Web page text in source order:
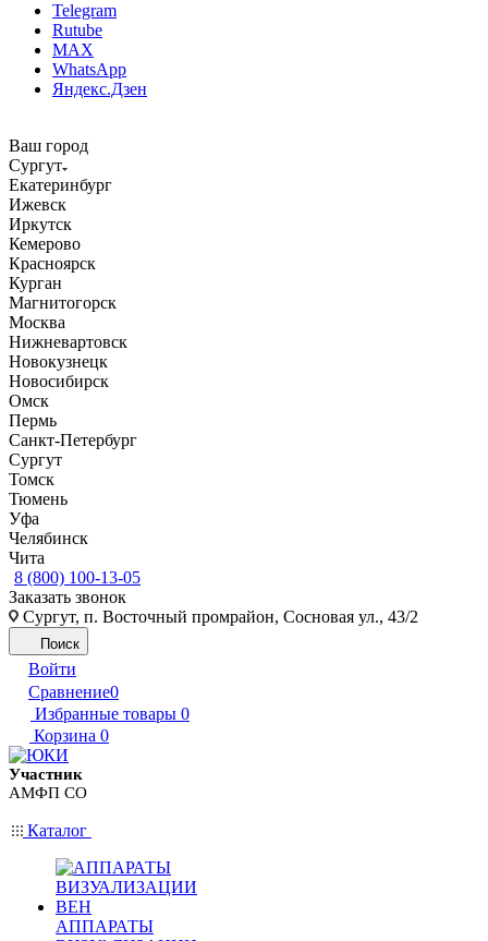
Telegram
Rutube
MAX
WhatsApp
Яндекс.Дзен
Ваш город
Сургут
Екатеринбург
Ижевск
Иркутск
Кемерово
Красноярск
Курган
Магнитогорск
Москва
Нижневартовск
Новокузнецк
Новосибирск
Омск
Пермь
Санкт-Петербург
Сургут
Томск
Тюмень
Уфа
Челябинск
Чита
8 (800) 100-13-05
Заказать звонок
Сургут, п. Восточный промрайон, Сосновая ул., 43/2
Поиск
Войти
Сравнение0
Избранные товары 0
Корзина 0
Участник
АМФП СО
Каталог
АППАРАТЫ